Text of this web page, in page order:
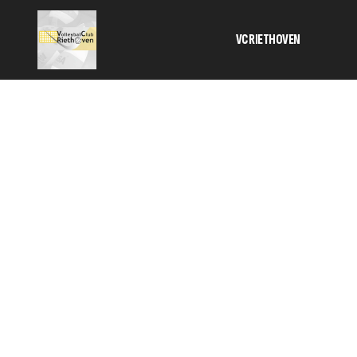
VC RIETHOVEN